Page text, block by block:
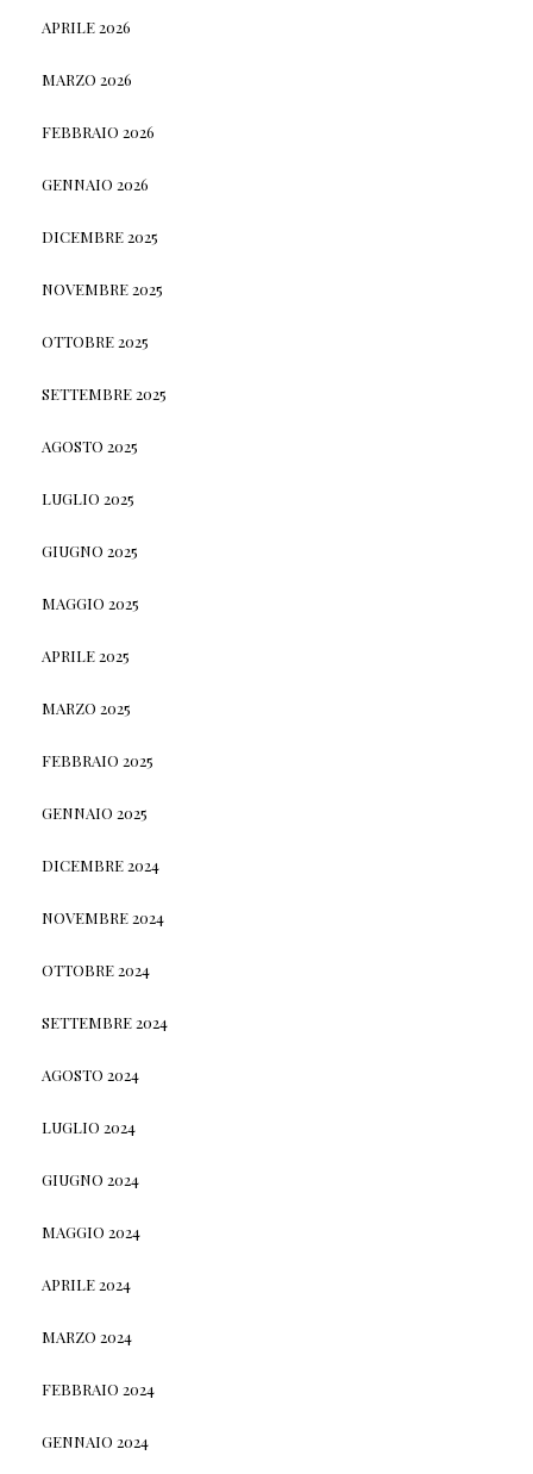
APRILE 2026
MARZO 2026
FEBBRAIO 2026
GENNAIO 2026
DICEMBRE 2025
NOVEMBRE 2025
OTTOBRE 2025
SETTEMBRE 2025
AGOSTO 2025
LUGLIO 2025
GIUGNO 2025
MAGGIO 2025
APRILE 2025
MARZO 2025
FEBBRAIO 2025
GENNAIO 2025
DICEMBRE 2024
NOVEMBRE 2024
OTTOBRE 2024
SETTEMBRE 2024
AGOSTO 2024
LUGLIO 2024
GIUGNO 2024
MAGGIO 2024
APRILE 2024
MARZO 2024
FEBBRAIO 2024
GENNAIO 2024